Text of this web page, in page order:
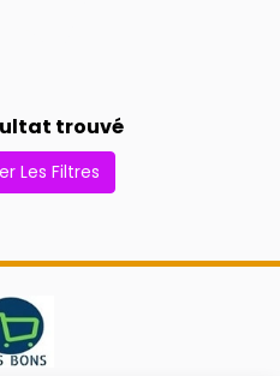
trouvé
Les Filtres